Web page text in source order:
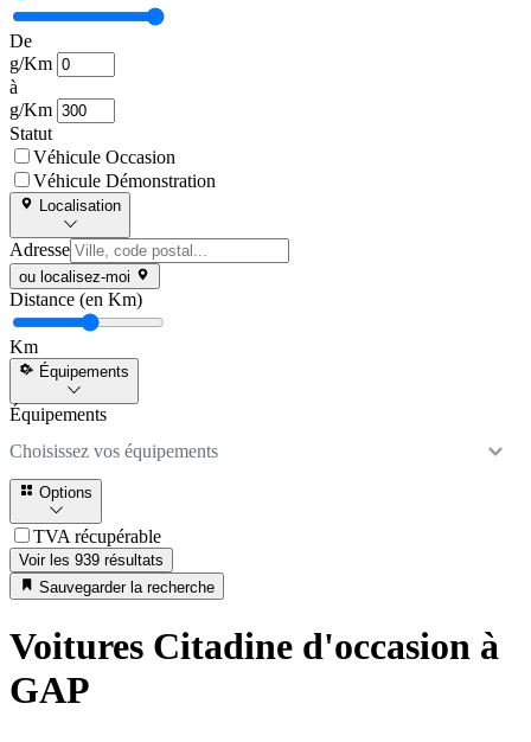
De
g/Km
à
g/Km
Statut
Véhicule Occasion
Véhicule Démonstration
Localisation
Adresse
ou localisez-moi
Distance (en Km)
Km
Équipements
Équipements
Choisissez vos équipements
Options
TVA récupérable
Voir les 939 résultats
Sauvegarder la recherche
Voitures Citadine d'occasion à
GAP